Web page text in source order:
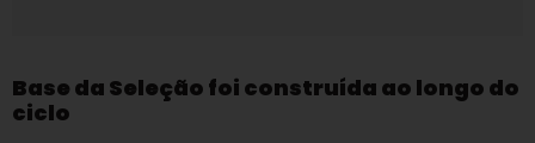
Base da Seleção foi construída ao longo do
ciclo